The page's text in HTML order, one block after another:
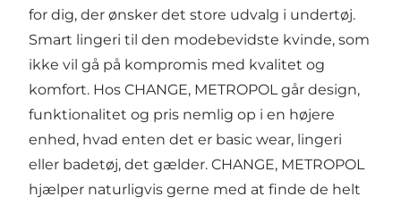
for dig, der ønsker det store udvalg i undertøj.
Smart lingeri til den modebevidste kvinde, som
ikke vil gå på kompromis med kvalitet og
komfort. Hos CHANGE, METROPOL går design,
funktionalitet og pris nemlig op i en højere
enhed, hvad enten det er basic wear, lingeri
eller badetøj, det gælder. CHANGE, METROPOL
hjælper naturligvis gerne med at finde de helt